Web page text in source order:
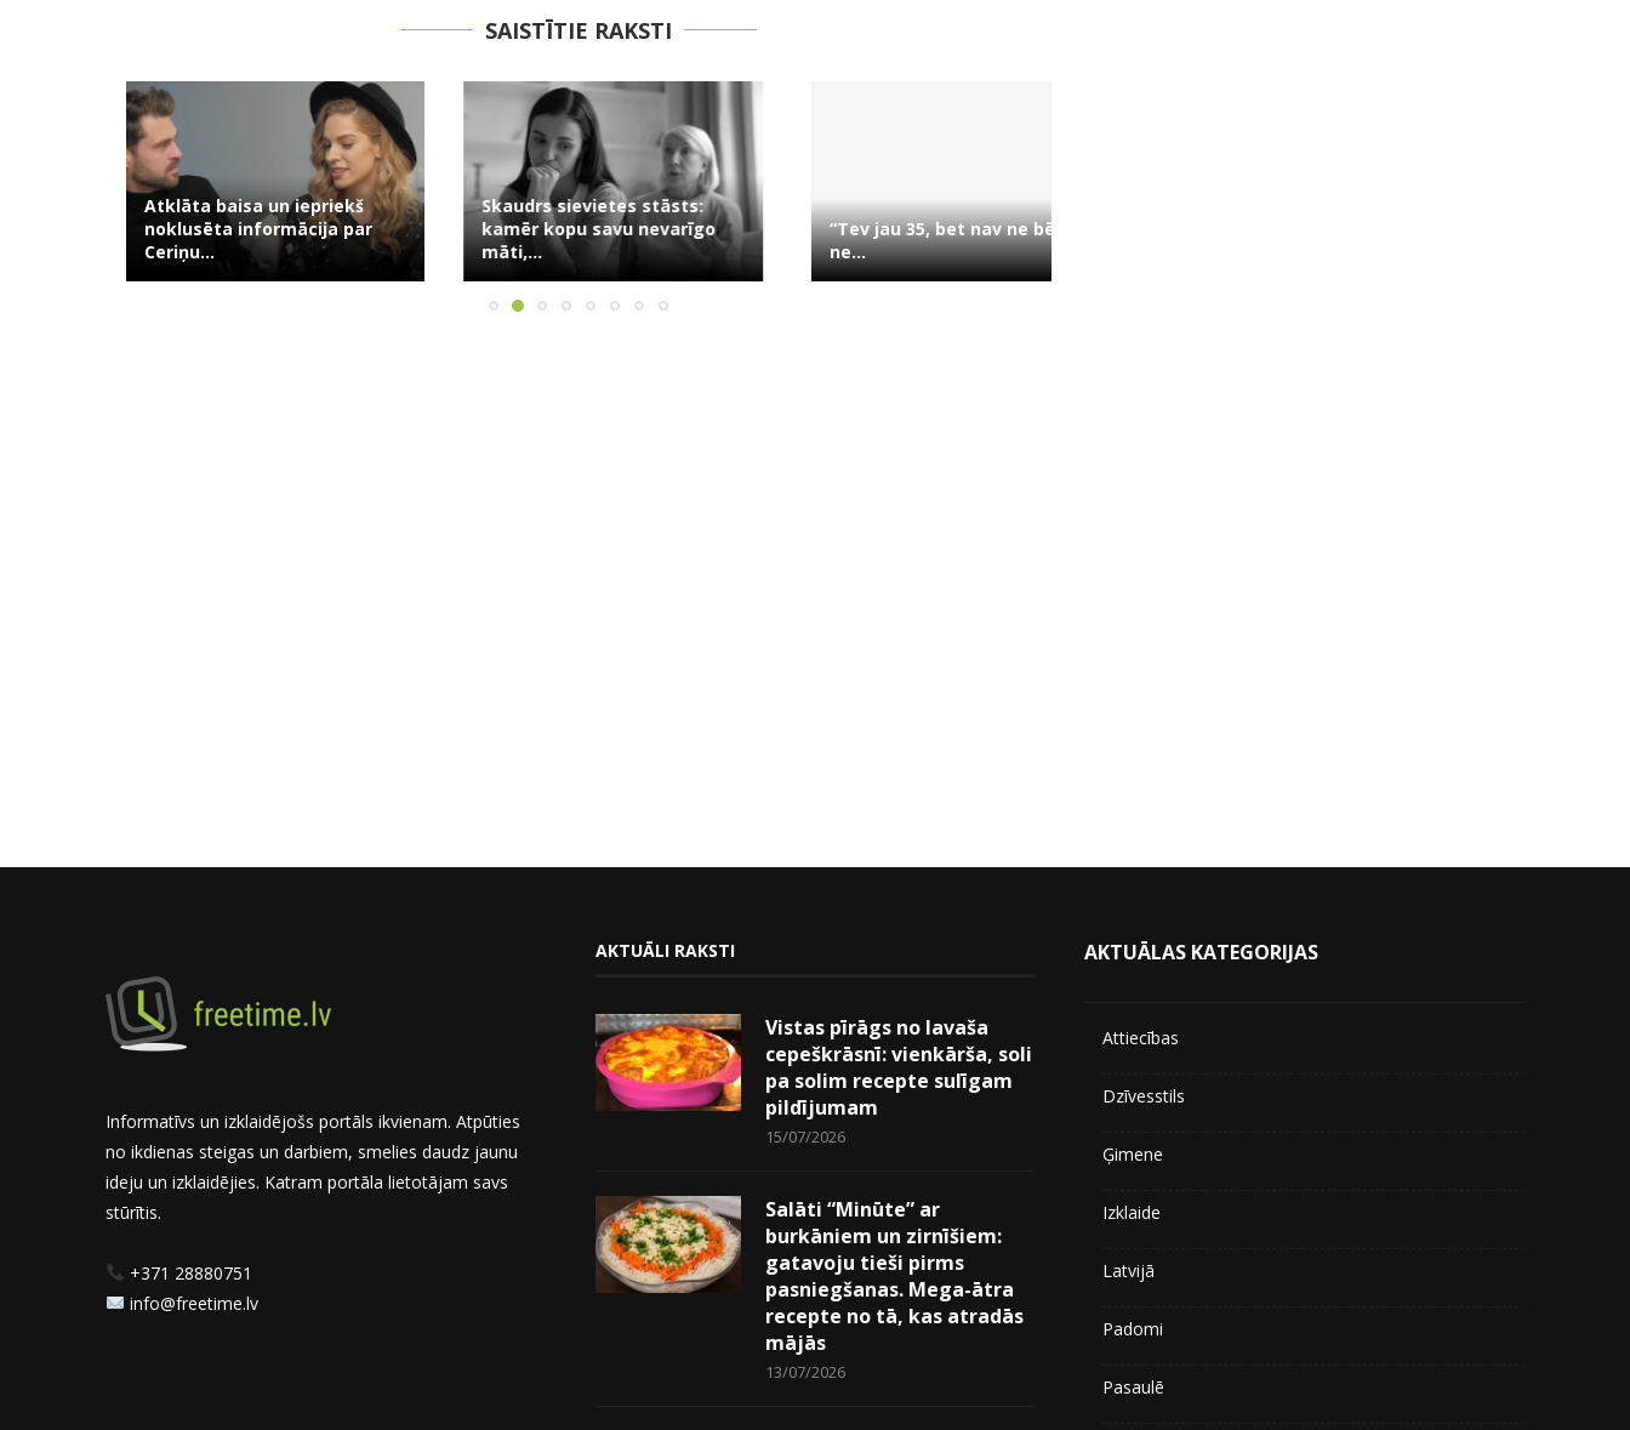
SAISTĪTIE RAKSTI
Atklāta baisa un iepriekš
noklusēta informācija par
Ceriņu...
Skaudrs sievietes stāsts:
kamēr kopu savu nevarīgo
māti,...
“Tev jau 35, bet nav ne bērnu,
Informatīvs un izklaidējošs portāls ikvienam. Atpūties
no ikdienas steigas un darbiem, smelies daudz jaunu
ideju un izklaidējies. Katram portāla lietotājam savs
stūrītis.
+371 28880751
info@freetime.lv
AKTUĀLI RAKSTI
Vistas pīrāgs no lavaša
cepeškrāsnī: vienkārša, soli
pa solim recepte sulīgam
pildījumam
15/07/2026
Salāti “Minūte” ar
burkāniem un zirnīšiem:
gatavoju tieši pirms
pasniegšanas. Mega-ātra
recepte no tā, kas atradās
mājās
13/07/2026
AKTUĀLAS KATEGORIJAS
Attiecības
Dzīvesstils
Ģimene
Izklaide
Latvijā
Padomi
Pasaulē